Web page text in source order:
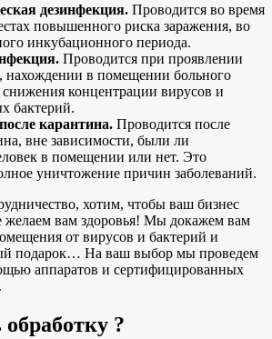
дезинфекция. Проводится во время
повышенного риска заражения, во
инкубационного периода.
Проводится при проявлении
нахождении в помещении больного
снижения концентрации вирусов и
бактерий.
карантина. Проводится после
вне зависимости, были ли
в помещении или нет. Это
уничтожение причин заболеваний.
хотим, чтобы ваш бизнес
желаем вам здоровья! Мы докажем вам
от вирусов и бактерий и
подарок… На ваш выбор мы проведем
аппаратов и сертифицированных
?